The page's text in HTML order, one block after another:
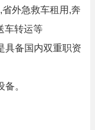
外急救车租用,奔
车转运等
具备国内双重职资
。